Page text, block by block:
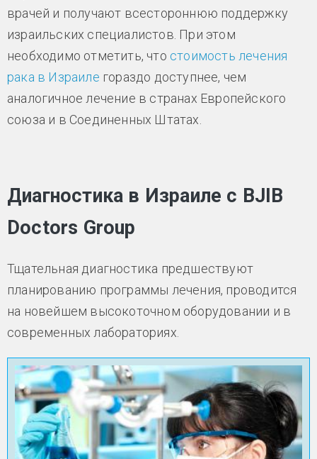
врачей и получают всестороннюю поддержку
израильских специалистов. При этом
необходимо отметить, что стоимость лечения
рака в Израиле гораздо доступнее, чем
аналогичное лечение в странах Европейского
союза и в Соединенных Штатах.
Диагностика в Израиле с BJIB
Doctors Group
Тщательная диагностика предшествуют
планированию программы лечения, проводится
на новейшем высокоточном оборудовании и в
современных лабораториях.